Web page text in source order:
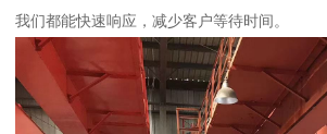
我们都能快速响应，减少客户等待时间。